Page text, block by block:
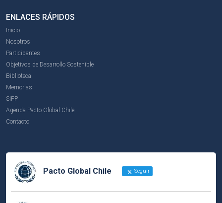
ENLACES RÁPIDOS
Inicio
Nosotros
Participantes
Objetivos de Desarrollo Sostenible
Biblioteca
Memorias
SIPP
Agenda Pacto Global Chile
Contacto
Pacto Global Chile Seguir